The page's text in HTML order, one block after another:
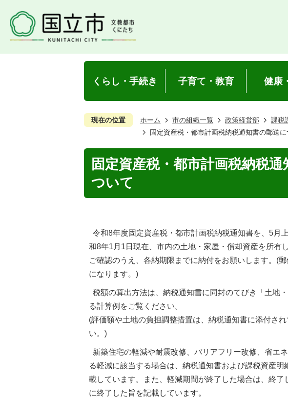
くらし・手続き 子育て・教育 健康
現在の位置 ホーム 市の組織一覧 政策経営部 課税
固定資産税・都市計画税納税通知書の郵送に
固定資産税・都市計画税納税通
ついて
令和8年度固定資産税・都市計画税納税通知書を、5月
和8年1月1日現在、市内の土地・家屋・償却資産を所有
ご確認のうえ、各納期限までに納付をお願いします。(
になります。)
税額の算出方法は、納税通知書に同封のてびき「土地
る計算例をご覧ください。
(評価額や土地の負担調整措置は、納税通知書に添付さ
い。)
新築住宅の軽減や耐震改修、バリアフリー改修、省エ
る軽減に該当する場合は、納税通知書および課税資産
載しています。また、軽減期間が終了した場合は、終
に終了した旨を記載しています。